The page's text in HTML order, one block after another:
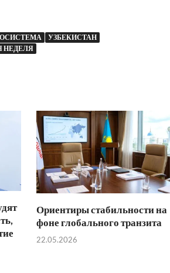
УЗБЕКИСТАН
НЕДЕЛЯ
Ориентиры стабильности на
фоне глобального транзита
22.05.2026